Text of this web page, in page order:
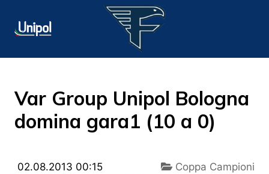
Var Group Unipol Bologna
domina gara1 (10 a 0)
02.08.2013 00:15 Coppa Campioni